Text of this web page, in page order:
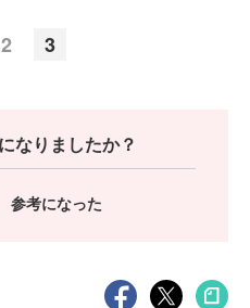
2 3
なりましたか？
参考になった